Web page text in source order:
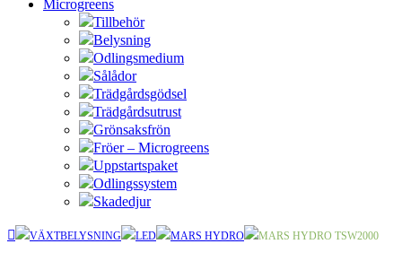
Microgreens
Tillbehör
Belysning
Odlingsmedium
Sålådor
Trädgårdsgödsel
Trädgårdsutrust
Grönsaksfrön
Fröer – Microgreens
Uppstartspaket
Odlingssystem
Skadedjur
VÄXTBELYSNING LED MARS HYDRO MARS HYDRO TSW2000